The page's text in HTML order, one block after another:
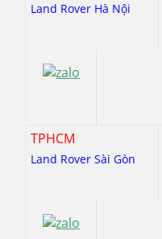
Land Rover Hà Nội
TPHCM
Land Rover Sài Gòn